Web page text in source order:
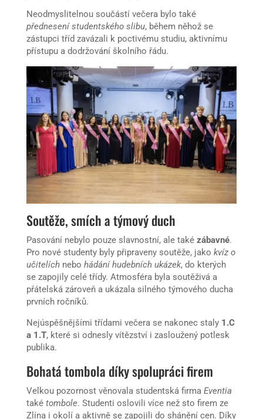
Neodmyslitelnou součástí večera bylo také
přednesení studentského slibu, během něhož se
zástupci tříd zavázali k poctivému studiu, aktivnímu
přístupu a dodržování školního řádu.
Soutěže, smích a týmový duch
Pasování nebylo pouze slavnostní, ale také zábavné.
Pro nové studenty byly připraveny soutěže, jako kvíz o
učitelích nebo hádání hudebních ukázek, do kterých
se zapojily celé třídy. Atmosféra byla soutěživá a
přátelská zároveň a ukázala silného týmového ducha
prvních ročníků.
Nejúspěšnějšími třídami večera se nakonec staly 1.C
a 1.T, které si odnesly vítězství i zasloužený potlesk
publika.
Bohatá tombola díky spolupráci firem
Velkou pozornost věnovala studentská firma Eventia
také tombole. Studenti oslovili více než sto firem ze
Zlína i okolí a aktivně se zapojili do shánění cen. Díky